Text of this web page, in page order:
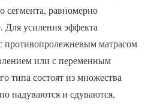
сегмента, равномерно
Для усиления эффекта
противопролежневым матрасом
или с переменным
типа состоят из множества
надуваются и сдуваются,